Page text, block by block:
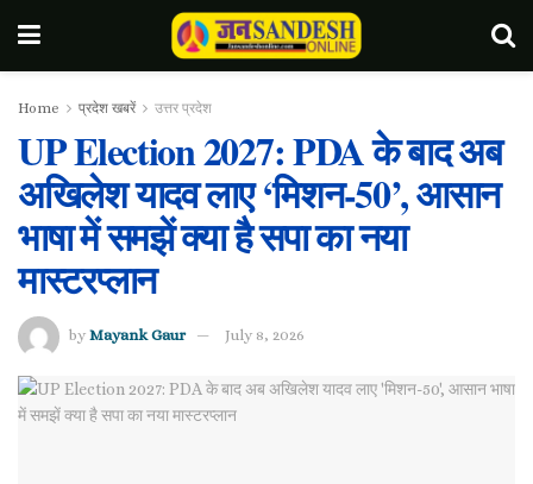
Home प्रदेश खबरें उत्तर प्रदेश
UP Election 2027: PDA के बाद अब
अखिलेश यादव लाए ‘मिशन-50’, आसान
भाषा में समझें क्या है सपा का नया
मास्टरप्लान
by Mayank Gaur July 8, 2026